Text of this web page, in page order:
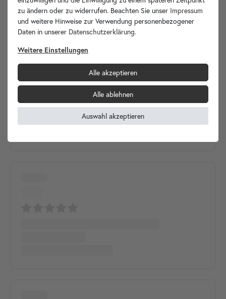
zu ändern oder zu widerrufen. Beachten Sie unser Impressum
und weitere Hinweise zur Verwendung personenbezogener
Daten in unserer Daten­schutz­erklärung.
Weitere Einstellungen
Alle akzeptieren
Alle ablehnen
Auswahl akzeptieren